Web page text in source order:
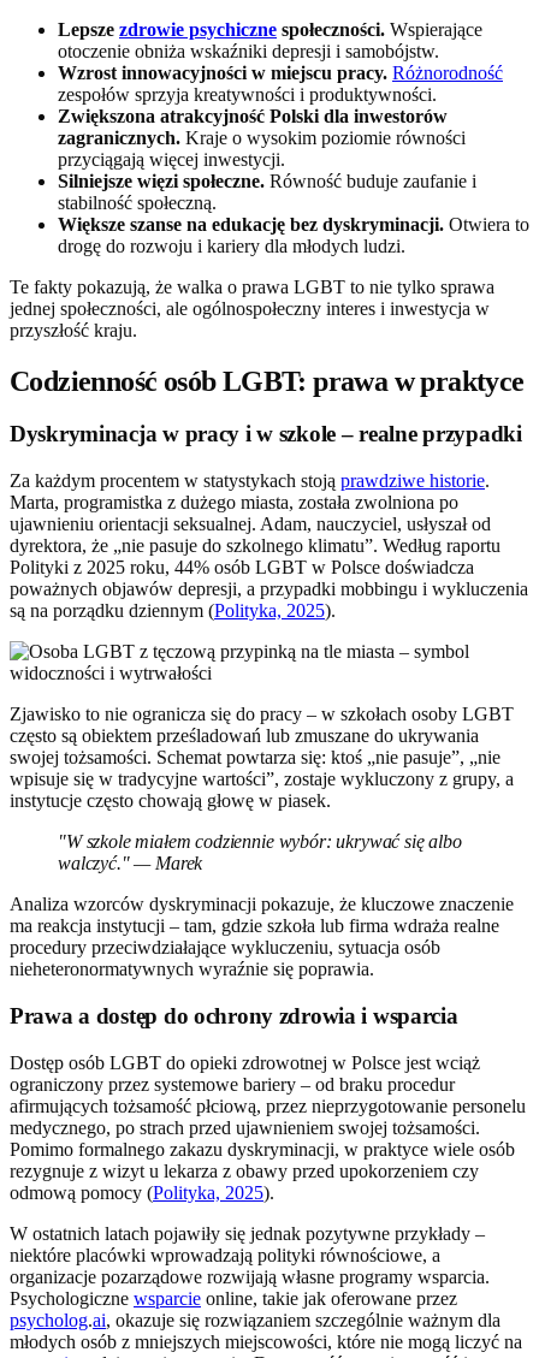
Lepsze zdrowie psychiczne społeczności. Wspierające
otoczenie obniża wskaźniki depresji i samobójstw.
Wzrost innowacyjności w miejscu pracy. Różnorodność
zespołów sprzyja kreatywności i produktywności.
Zwiększona atrakcyjność Polski dla inwestorów
zagranicznych. Kraje o wysokim poziomie równości
przyciągają więcej inwestycji.
Silniejsze więzi społeczne. Równość buduje zaufanie i
stabilność społeczną.
Większe szanse na edukację bez dyskryminacji. Otwiera to
drogę do rozwoju i kariery dla młodych ludzi.
Te fakty pokazują, że walka o prawa LGBT to nie tylko sprawa
jednej społeczności, ale ogólnospołeczny interes i inwestycja w
przyszłość kraju.
Codzienność osób LGBT: prawa w praktyce
Dyskryminacja w pracy i w szkole – realne przypadki
Za każdym procentem w statystykach stoją prawdziwe historie.
Marta, programistka z dużego miasta, została zwolniona po
ujawnieniu orientacji seksualnej. Adam, nauczyciel, usłyszał od
dyrektora, że „nie pasuje do szkolnego klimatu”. Według raportu
Polityki z 2025 roku, 44% osób LGBT w Polsce doświadcza
poważnych objawów depresji, a przypadki mobbingu i wykluczenia
są na porządku dziennym (Polityka, 2025).
Zjawisko to nie ogranicza się do pracy – w szkołach osoby LGBT
często są obiektem prześladowań lub zmuszane do ukrywania
swojej tożsamości. Schemat powtarza się: ktoś „nie pasuje”, „nie
wpisuje się w tradycyjne wartości”, zostaje wykluczony z grupy, a
instytucje często chowają głowę w piasek.
"W szkole miałem codziennie wybór: ukrywać się albo
walczyć." — Marek
Analiza wzorców dyskryminacji pokazuje, że kluczowe znaczenie
ma reakcja instytucji – tam, gdzie szkoła lub firma wdraża realne
procedury przeciwdziałające wykluczeniu, sytuacja osób
nieheteronormatywnych wyraźnie się poprawia.
Prawa a dostęp do ochrony zdrowia i wsparcia
Dostęp osób LGBT do opieki zdrowotnej w Polsce jest wciąż
ograniczony przez systemowe bariery – od braku procedur
afirmujących tożsamość płciową, przez nieprzygotowanie personelu
medycznego, po strach przed ujawnieniem swojej tożsamości.
Pomimo formalnego zakazu dyskryminacji, w praktyce wiele osób
rezygnuje z wizyt u lekarza z obawy przed upokorzeniem czy
odmową pomocy (Polityka, 2025).
W ostatnich latach pojawiły się jednak pozytywne przykłady –
niektóre placówki wprowadzają polityki równościowe, a
organizacje pozarządowe rozwijają własne programy wsparcia.
Psychologiczne wsparcie online, takie jak oferowane przez
psycholog.ai, okazuje się rozwiązaniem szczególnie ważnym dla
młodych osób z mniejszych miejscowości, które nie mogą liczyć na